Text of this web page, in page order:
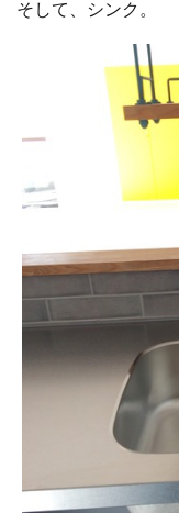
そして、シンク。